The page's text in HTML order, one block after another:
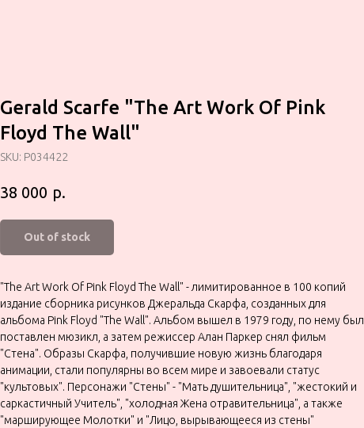
Gerald Scarfe "The Art Work Of Pink
Floyd The Wall"
SKU: P034422
38 000 р.
Out of stock
"The Art Work Of Pink Floyd The Wall" - лимитированное в 100 копий
издание сборника рисунков Джеральда Скарфа, созданных для
альбома Pink Floyd "The Wall". Альбом вышел в 1979 году, по нему был
поставлен мюзикл, а затем режиссер Алан Паркер снял фильм
"Стена". Образы Скарфа, получившие новую жизнь благодаря
анимации, стали популярны во всем мире и завоевали статус
"культовых". Персонажи "Стены" - "Мать душительница", "жестокий и
саркастичный Учитель", "холодная Жена отравительница", а также
"марширующее Молотки" и "Лицо, вырывающееся из стены"